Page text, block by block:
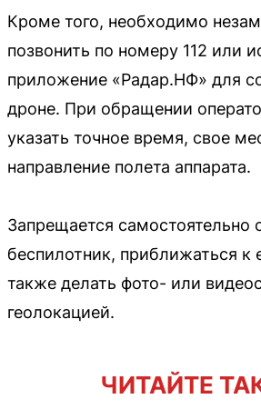
Кроме того, необходимо
позвонить по номеру 112 или
приложение «Радар.НФ» для
дроне. При обращении
указать точное время, свое
направление полета аппарата.
Запрещается самостоятельно
беспилотник, приближаться к
также делать фото- или
геолокацией.
ЧИТАЙТЕ